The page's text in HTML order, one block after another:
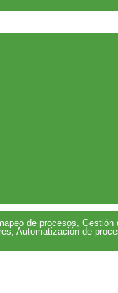
de procesos, Gestión
Automatización de